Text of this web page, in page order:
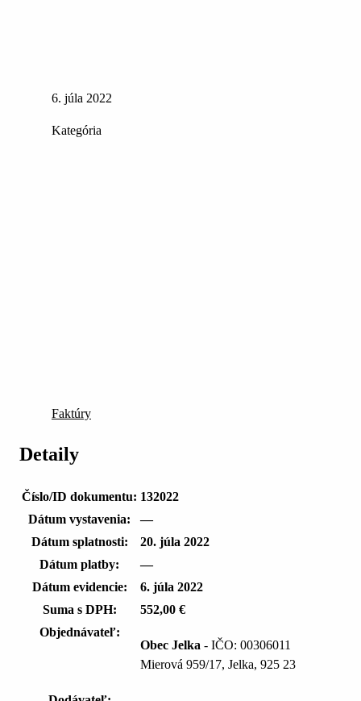
6. júla 2022
Kategória
Faktúry
Detaily
Číslo/ID dokumentu: 132022
Dátum vystavenia:
—
Dátum splatnosti:
20. júla 2022
Dátum platby:
—
Dátum evidencie:
6. júla 2022
Suma s DPH:
552,00 €
Objednávateľ:
Obec Jelka - IČO: 00306011
Mierová 959/17, Jelka, 925 23